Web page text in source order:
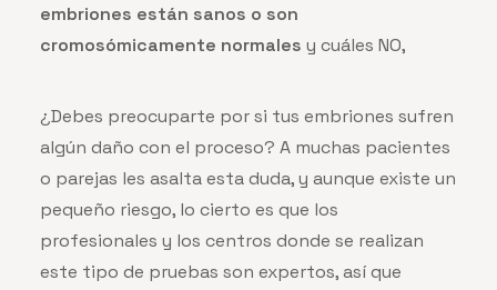
embriones están sanos o son
cromosómicamente normales y cuáles NO,
¿Debes preocuparte por si tus embriones sufren
algún daño con el proceso? A muchas pacientes
o parejas les asalta esta duda, y aunque existe un
pequeño riesgo, lo cierto es que los
profesionales y los centros donde se realizan
este tipo de pruebas son expertos, así que